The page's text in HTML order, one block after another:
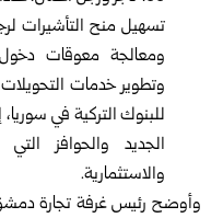
تسهيل منح التأشيرات
ومعالجة معوقات دخول
وتطوير خدمات
للبنوك التركية في
الجديد والحوافز
والاستثمارية.
وأوضح رئيس غرفة تجارة دمشق